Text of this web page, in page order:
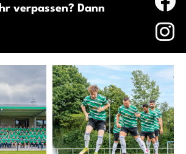
verpassen? Dann